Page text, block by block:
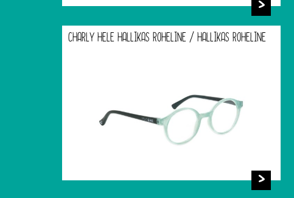
CHARLY HELE HALLIKAS ROHELINE / HALLIKAS ROHELINE